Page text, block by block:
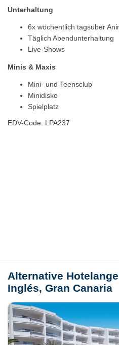
Unterhaltung
6x wöchentlich tagsüber
Täglich Abendunterhaltung
Live-Shows
Minis & Maxis
Mini- und Teensclub
Minidisko
Spielplatz
EDV-Code: LPA237
Alternative
Inglés, Gran Canaria